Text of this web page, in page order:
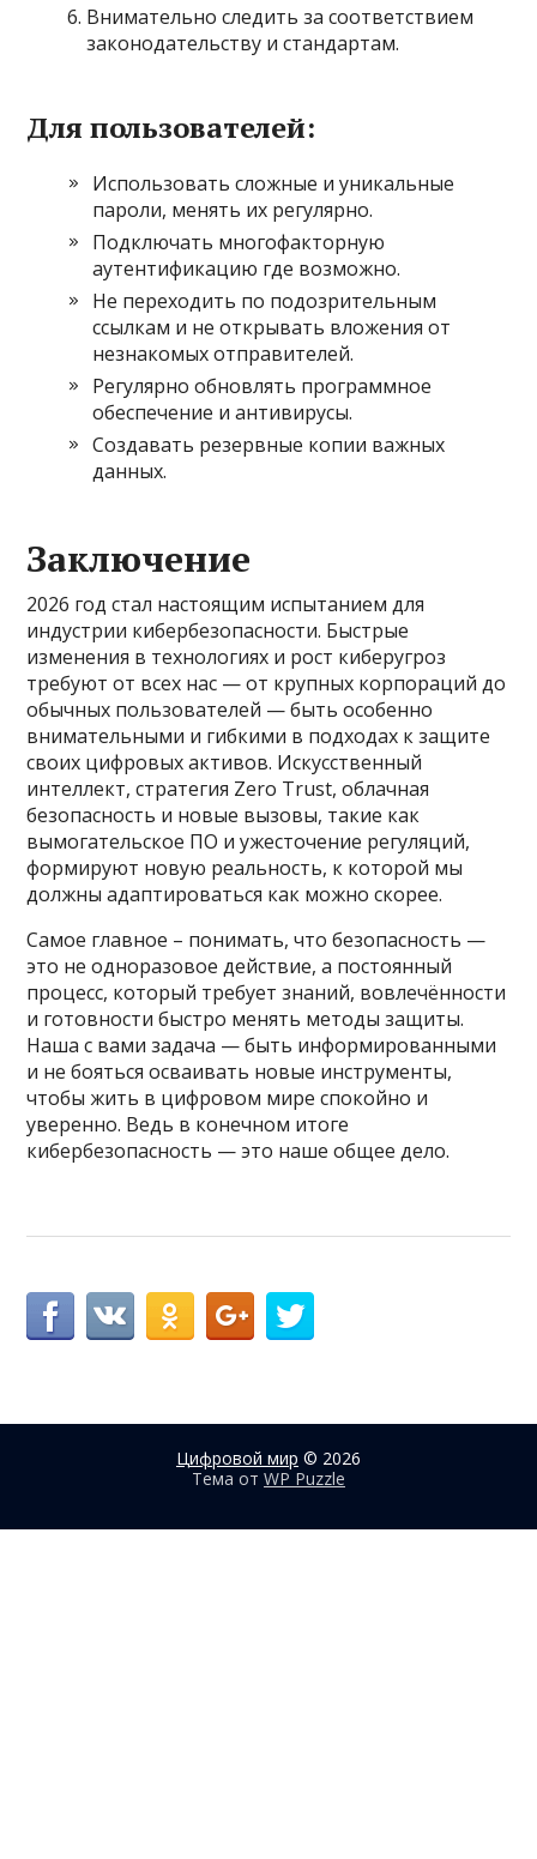
Внимательно следить за соответствием
законодательству и стандартам.
Для пользователей:
Использовать сложные и уникальные
пароли, менять их регулярно.
Подключать многофакторную
аутентификацию где возможно.
Не переходить по подозрительным
ссылкам и не открывать вложения от
незнакомых отправителей.
Регулярно обновлять программное
обеспечение и антивирусы.
Создавать резервные копии важных
данных.
Заключение
2026 год стал настоящим испытанием для
индустрии кибербезопасности. Быстрые
изменения в технологиях и рост киберугроз
требуют от всех нас — от крупных корпораций до
обычных пользователей — быть особенно
внимательными и гибкими в подходах к защите
своих цифровых активов. Искусственный
интеллект, стратегия Zero Trust, облачная
безопасность и новые вызовы, такие как
вымогательское ПО и ужесточение регуляций,
формируют новую реальность, к которой мы
должны адаптироваться как можно скорее.
Самое главное – понимать, что безопасность —
это не одноразовое действие, а постоянный
процесс, который требует знаний, вовлечённости
и готовности быстро менять методы защиты.
Наша с вами задача — быть информированными
и не бояться осваивать новые инструменты,
чтобы жить в цифровом мире спокойно и
уверенно. Ведь в конечном итоге
кибербезопасность — это наше общее дело.
Цифровой мир © 2026
Тема от WP Puzzle